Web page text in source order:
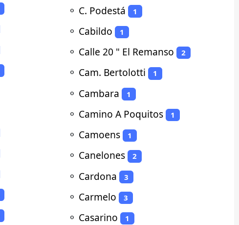
⚬ C. Podestá 1
⚬ Cabildo 1
⚬ Calle 20 " El Remanso 2
⚬ Cam. Bertolotti 1
⚬ Cambara 1
⚬ Camino A Poquitos 1
⚬ Camoens 1
⚬ Canelones 2
⚬ Cardona 3
⚬ Carmelo 3
⚬ Casarino 1